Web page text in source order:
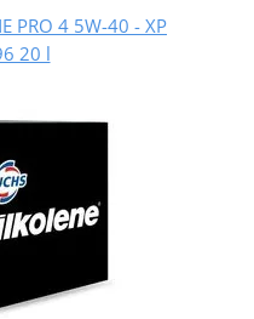
PRO 4 5W-40 - XP
20 l